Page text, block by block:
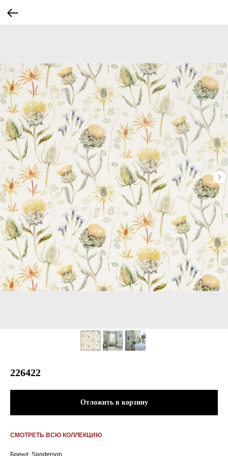
226422
Отложить в корзину
СМОТРЕТЬ ВСЮ КОЛЛЕКЦИЮ
Бренд: Sanderson